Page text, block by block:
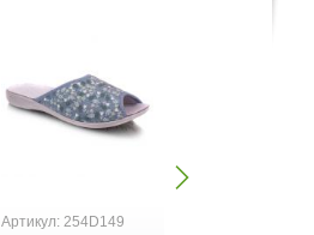
Артикул: 254D149